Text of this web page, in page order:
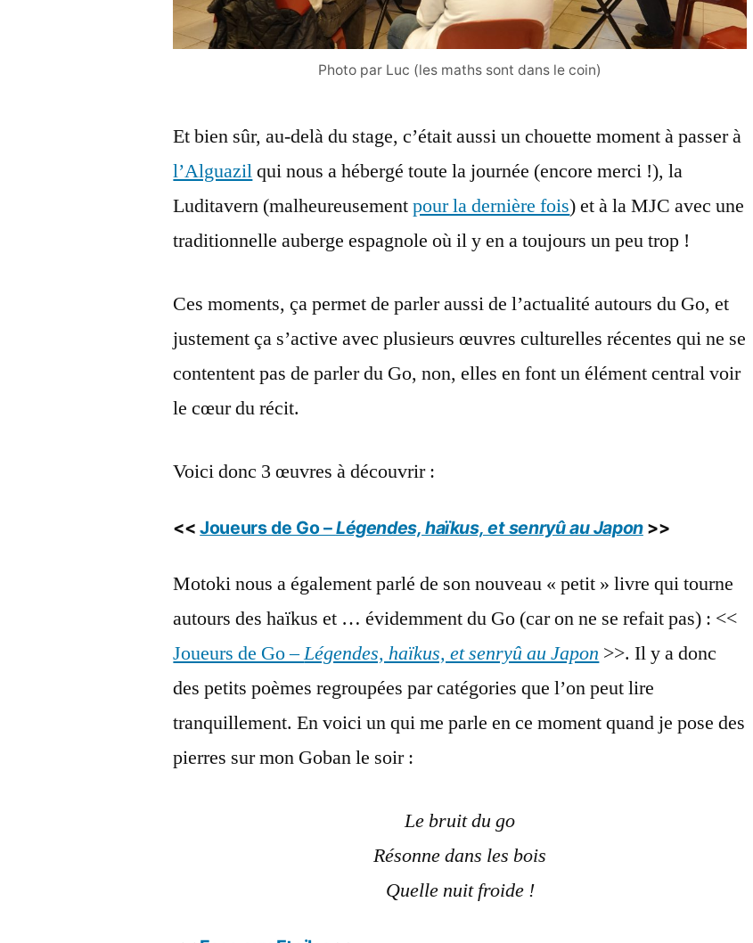
Photo par Luc (les maths sont dans le coin)
Et bien sûr, au-delà du stage, c’était aussi un chouette moment à passer à
l’Alguazilqui nous a hébergé toute la journée (encore merci !), la
Luditavern (malheureusementpour la dernière fois) et à la MJC avec une
traditionnelle auberge espagnole où il y en a toujours un peu trop !
Ces moments, ça permet de parler aussi de l’actualité autours du Go, et
justement ça s’active avec plusieurs œuvres culturelles récentes qui ne se
contentent pas de parler du Go, non, elles en font un élément central voir
le cœur du récit.
Voici donc 3 œuvres à découvrir :
<<Joueurs de Go –Légendes, haïkus, et senryû au Japon>>
Motoki nous a également parlé de son nouveau « petit » livre qui tourne
autours des haïkus et … évidemment du Go (car on ne se refait pas) : <<
Joueurs de Go –Légendes, haïkus, et senryû au Japon >>. Il y a donc
des petits poèmes regroupées par catégories que l’on peut lire
tranquillement. En voici un qui me parle en ce moment quand je pose des
pierres sur mon Goban le soir :
Le bruit du go
Résonne dans les bois
Quelle nuit froide !